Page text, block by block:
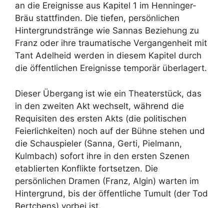
an die Ereignisse aus Kapitel 1 im Henninger-
Bräu stattfinden. Die tiefen, persönlichen
Hintergrundstränge wie Sannas Beziehung zu
Franz oder ihre traumatische Vergangenheit mit
Tant Adelheid werden in diesem Kapitel durch
die öffentlichen Ereignisse temporär überlagert.
Dieser Übergang ist wie ein Theaterstück, das
in den zweiten Akt wechselt, während die
Requisiten des ersten Akts (die politischen
Feierlichkeiten) noch auf der Bühne stehen und
die Schauspieler (Sanna, Gerti, Pielmann,
Kulmbach) sofort ihre in den ersten Szenen
etablierten Konflikte fortsetzen. Die
persönlichen Dramen (Franz, Algin) warten im
Hintergrund, bis der öffentliche Tumult (der Tod
Bertchens) vorbei ist.